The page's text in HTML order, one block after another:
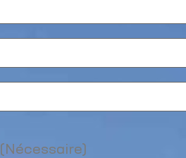
(Nécessaire)